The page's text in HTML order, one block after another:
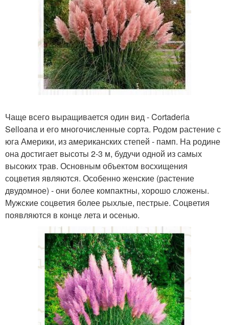
Чаще всего выращивается один вид - Cortaderia
Selloana и его многочисленные сорта. Родом растение с
юга Америки, из американских степей - памп. На родине
она достигает высоты 2-3 м, будучи одной из самых
высоких трав. Основным объектом восхищения
соцветия являются. Особенно женские (растение
двудомное) - они более компактны, хорошо сложены.
Мужские соцветия более рыхлые, пестрые. Соцветия
появляются в конце лета и осенью.